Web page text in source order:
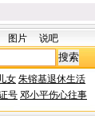
图片 说吧
女 朱镕基退休生活
号 邓小平伤心往事